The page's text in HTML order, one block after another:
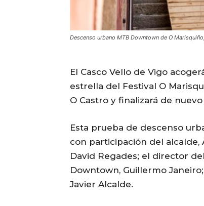
Descenso urbano MTB Downtown de O
El Casco Vello de Vigo
estrella del Festival O
O Castro y finalizará de
Esta prueba de descenso
con participación del alcalde,
David Regades; el director
Downtown, Guillermo
Javier Alcalde.